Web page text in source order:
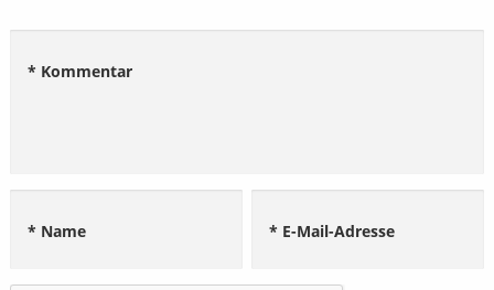
* Kommentar
* Name * E-Mail-Adresse